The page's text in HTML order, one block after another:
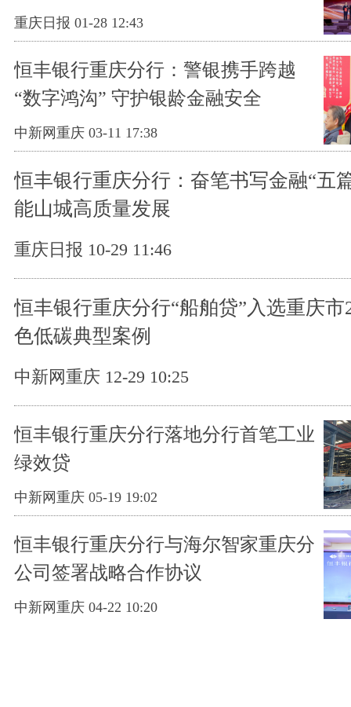
重庆日报 01-28 12:43
恒丰银行重庆分行：警银携手跨越
“数字鸿沟” 守护银龄金融安全
中新网重庆 03-11 17:38
恒丰银行重庆分行：奋笔书写金融“五
能山城高质量发展
重庆日报 10-29 11:46
恒丰银行重庆分行“船舶贷”入选重庆市
色低碳典型案例
中新网重庆 12-29 10:25
恒丰银行重庆分行落地分行首笔工业
绿效贷
中新网重庆 05-19 19:02
恒丰银行重庆分行与海尔智家重庆分
公司签署战略合作协议
中新网重庆 04-22 10:20